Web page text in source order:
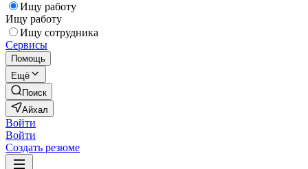
Ищу работу
Ищу работу
Ищу сотрудника
Сервисы
Помощь
Ещё
Поиск
Айхал
Войти
Войти
Создать резюме